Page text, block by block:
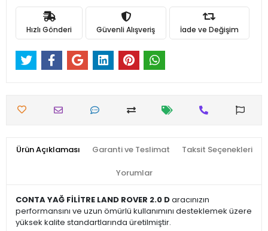
Hızlı Gönderi Güvenli Alışveriş İade ve Değişim
Ürün Açıklaması Garanti ve Teslimat Taksit Seçenekleri
Yorumlar
CONTA YAĞ FİLİTRE LAND ROVER 2.0 Daracınızın
performansını ve uzun ömürlü kullanımını desteklemek üzere
yüksek kalite standartlarında üretilmiştir.